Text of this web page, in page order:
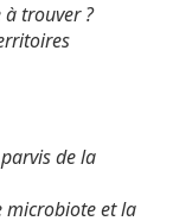
trouver ?
de la
microbiote et la